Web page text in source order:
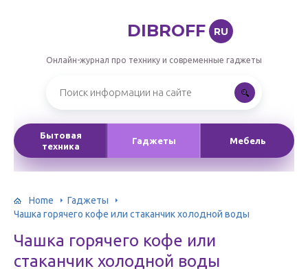
DIBROFF RU
Онлайн-журнал про технику и современные гаджеты
Бытовая
техника
Гаджеты Мебель
Home
Гаджеты
Чашка горячего кофе или стаканчик холодной воды
Чашка горячего кофе или
стаканчик холодной воды